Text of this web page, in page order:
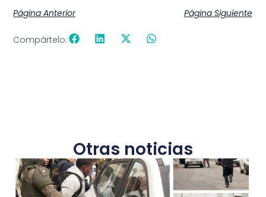
Página Anterior Página Siguiente
Compártelo:
Otras noticias